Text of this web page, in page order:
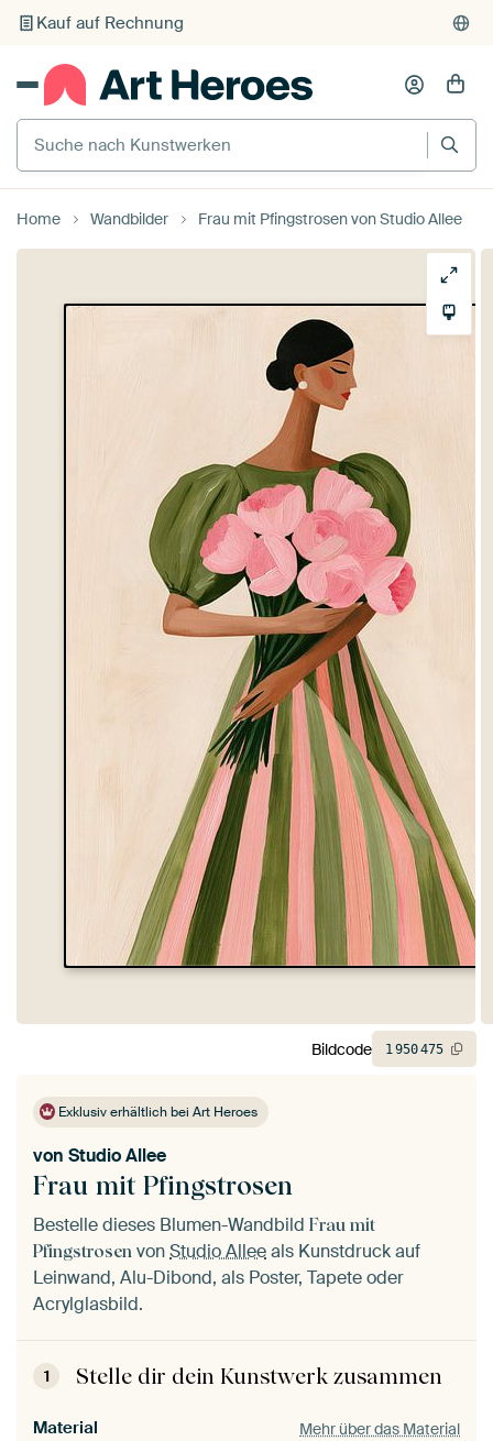
Individueller Druck auf Bestellung
Suche nach Kunstwerken
Home Wandbilder Frau mit Pfingstrosen von Studio Allee
Exklusiv erhältlich bei Art Heroes
Frau mit Pfingstrosen
von Studio Allee
Bestelle dieses Blumen-Wandbild Frau mit
Pfingstrosen vonStudio Alleeals Kunstdruck auf
Leinwand, Alu-Dibond, als Poster, Tapete oder
Acrylglasbild.
1 Stelle dir dein Kunstwerk zusammen
Material Mehr über das Material
Bildcode 1950475